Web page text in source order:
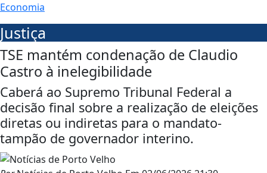
Economia
Justiça
TSE mantém condenação de Claudio
Castro à inelegibilidade
Caberá ao Supremo Tribunal Federal a
decisão final sobre a realização de eleições
diretas ou indiretas para o mandato-
tampão de governador interino.